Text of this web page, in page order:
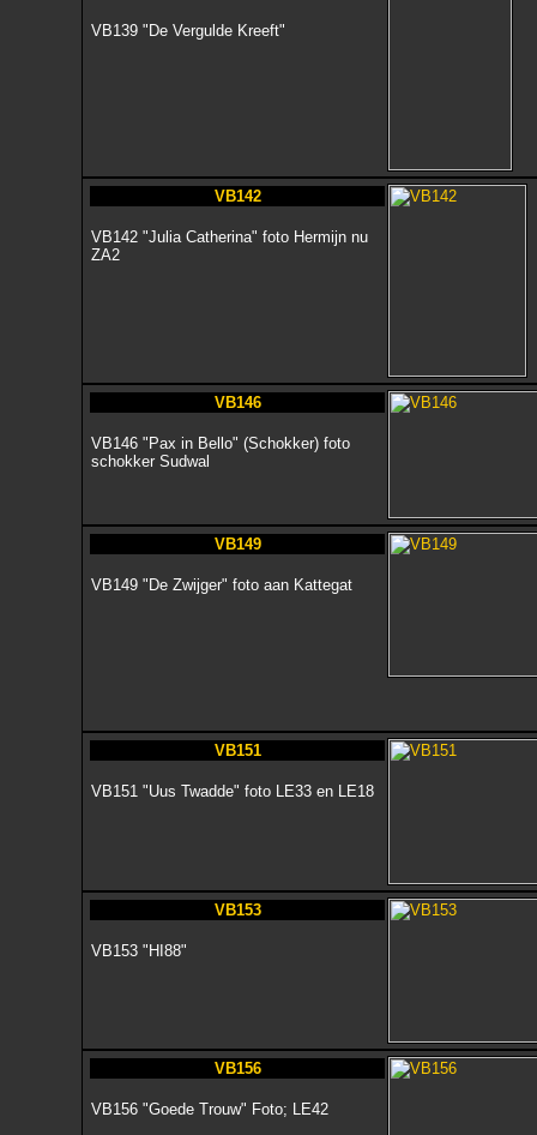
VB139 "De Vergulde Kreeft"
VB142
VB142 "Julia Catherina" foto Hermijn nu
ZA2
VB146
VB146 "Pax in Bello" (Schokker) foto
schokker Sudwal
VB149
VB149 "De Zwijger" foto aan Kattegat
VB151
VB151 "Uus Twadde" foto LE33 en LE18
VB153
VB153 "HI88"
VB156
VB156 "Goede Trouw" Foto; LE42